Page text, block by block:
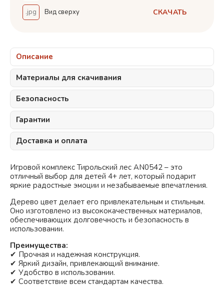
.jpg Вид сверху СКАЧАТЬ
Описание
Материалы для скачивания
Безопасность
Гарантии
Доставка и оплата
Игровой комплекс Тирольский лес AN0542 – это
отличный выбор для детей 4+ лет, который подарит
яркие радостные эмоции и незабываемые впечатления.
Дерево цвет делает его привлекательным и стильным.
Оно изготовлено из высококачественных материалов,
обеспечивающих долговечность и безопасность в
использовании.
Преимущества:
✔ Прочная и надежная конструкция.
✔ Яркий дизайн, привлекающий внимание.
✔ Удобство в использовании.
✔ Соответствие всем стандартам качества.